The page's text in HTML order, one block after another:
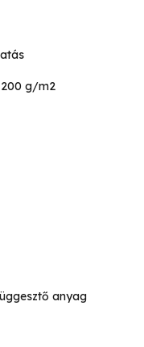
200 g/m2
anyag